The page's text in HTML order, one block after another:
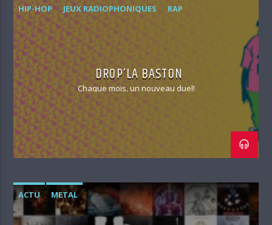
HIP-HOP JEUX RADIOPHONIQUES RAP
DROP’LA BASTON
Chaque mois, un nouveau duel!
ACTU METAL